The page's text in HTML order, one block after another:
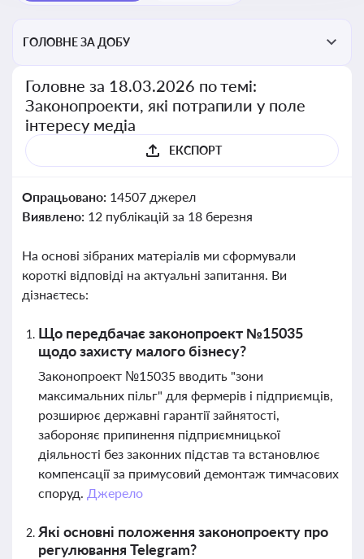
ГОЛОВНЕ ЗА ДОБУ
Головне за 18.03.2026 по темі:
Законопроекти, які потрапили у поле
інтересу медіа
ЕКСПОРТ
Опрацьовано: 14507 джерел
Виявлено: 12 публікацій за 18 березня
На основі зібраних матеріалів ми сформували
короткі відповіді на актуальні запитання. Ви
дізнаєтесь:
Що передбачає законопроект №15035
щодо захисту малого бізнесу?
Законопроект №15035 вводить "зони
максимальних пільг" для фермерів і підприємців,
розширює державні гарантії зайнятості,
забороняє припинення підприємницької
діяльності без законних підстав та встановлює
компенсації за примусовий демонтаж тимчасових
споруд. Джерело
Які основні положення законопроекту про
регулювання Telegram?